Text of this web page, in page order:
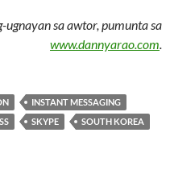
ugnayan sa awtor, pumunta sa
www.dannyarao.com.
INSTANT MESSAGING
SKYPE
SOUTH KOREA